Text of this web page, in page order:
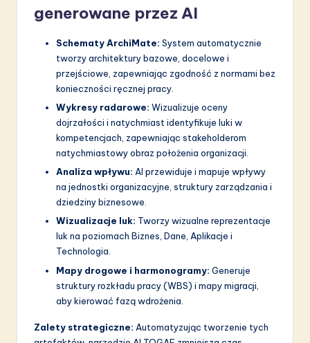
generowane przez AI
Schematy ArchiMate: System automatycznie
tworzy architektury bazowe, docelowe i
przejściowe, zapewniając zgodność z normami bez
konieczności ręcznej pracy.
Wykresy radarowe: Wizualizuje oceny
dojrzałości i natychmiast identyfikuje luki w
kompetencjach, zapewniając stakeholderom
natychmiastowy obraz położenia organizacji.
Analiza wpływu: AI przewiduje i mapuje wpływy
na jednostki organizacyjne, struktury zarządzania i
dziedziny biznesowe.
Wizualizacje luk: Tworzy wizualne reprezentacje
luk na poziomach Biznes, Dane, Aplikacje i
Technologia.
Mapy drogowe i harmonogramy: Generuje
struktury rozkładu pracy (WBS) i mapy migracji,
aby kierować fazą wdrożenia.
Zalety strategiczne: Automatyzując tworzenie tych